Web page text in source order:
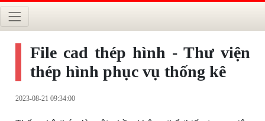
File cad thép hình - Thư viện
thép hình phục vụ thống kê
2023-08-21 09:34:00